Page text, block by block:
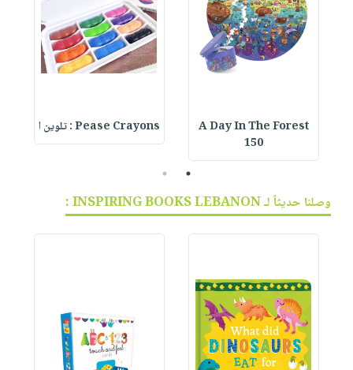
A Day In The Forest
150
Pease Crayons : تلوين ا
1
2
وصلنا حديثاً لـ INSPIRING BOOKS LEBANON :